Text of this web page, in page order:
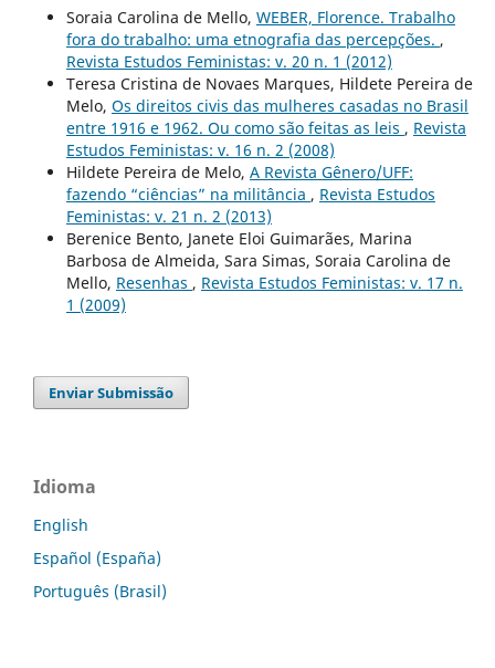
Soraia Carolina de Mello, WEBER, Florence. Trabalho
fora do trabalho: uma etnografia das percepções. ,
Revista Estudos Feministas: v. 20 n. 1 (2012)
Teresa Cristina de Novaes Marques, Hildete Pereira de
Melo, Os direitos civis das mulheres casadas no Brasil
entre 1916 e 1962. Ou como são feitas as leis , Revista
Estudos Feministas: v. 16 n. 2 (2008)
Hildete Pereira de Melo, A Revista Gênero/UFF:
fazendo “ciências” na militância , Revista Estudos
Feministas: v. 21 n. 2 (2013)
Berenice Bento, Janete Eloi Guimarães, Marina
Barbosa de Almeida, Sara Simas, Soraia Carolina de
Mello, Resenhas , Revista Estudos Feministas: v. 17 n.
1 (2009)
Enviar Submissão
Idioma
English
Español (España)
Português (Brasil)